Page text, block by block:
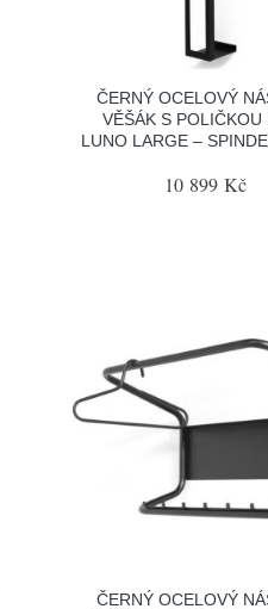
ČERNÝ OCELOVÝ
VĚŠÁK S POLIČKOU
LUNO LARGE –
10 899 Kč
ČERNÝ OCELOVÝ